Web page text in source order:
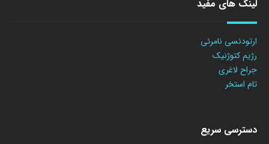
لینک های مفید
ارتودنسی نامرئی
رژیم کتوژنیک
جراح لاغری
تام استخر
دسترسی سریع